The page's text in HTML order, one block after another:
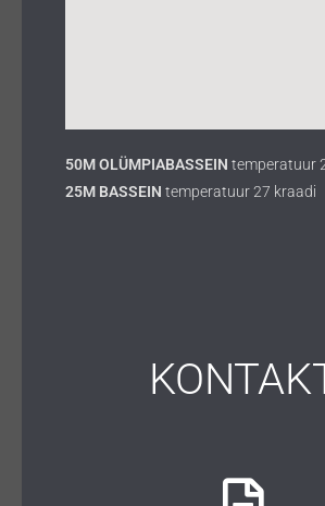
50M OLÜMPIABASSEIN temperatuur
25M BASSEIN temperatuur 27 kraadi